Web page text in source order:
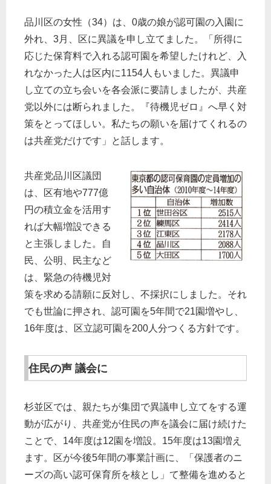
品川区の女性（34）は、0歳の娘が認可園の入園に
外れ、3月、区に異議を申し立てました。「所得に
応じた保育料で入れる認可園を希望したけれど、入
れなかった人は区内に1154人もいました。異議申
し立ての立ち会いを各会派に要請しましたが、共産
党以外には断られました。『待機児ゼロ』へ早く対
策をとってほしい。私たちの願いを届けてくれるの
は共産党だけです」と話します。
共産党品川区議団
は、区有地や777億
円の積立金を活用す
れば大幅増設できる
と主張しました。自
民、公明、民主など
は、緊急の待機児対
策を求める請願に反対し、不採択にしました。それ
でも世論に押され、認可園を5年間で21園増やし、
16年度は、区立認可園を200人分つくる方針です。
住民の声 議会に
杉並区では、親たちが集団で異議申し立てをする運
動が広がり、共産党が住民の声を議会に届け続けた
ことで、14年度は12園を増設。15年度は13園増え
ます。区が今後5年間の事業計画に、「保護者のニ
ーズの高い認可保育所を核とし」て整備を進めると